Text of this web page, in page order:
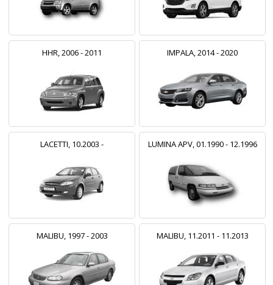
HHR, 2006 - 2011 IMPALA, 2014 - 2020
LACETTI, 10.2003 - LUMINA APV, 01.1990 - 12.1996
MALIBU, 1997 - 2003 MALIBU, 11.2011 - 11.2013